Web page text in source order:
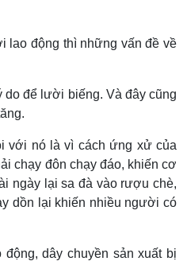
lao động thì những vấn đề về
để lười biếng. Và đây cũng
với nó là vì cách ứng xử của
chạy đôn chạy đáo, khiến cơ
ngày lại sa đà vào rượu chè,
dồn lại khiến nhiều người có
động, dây chuyền sản xuất bị